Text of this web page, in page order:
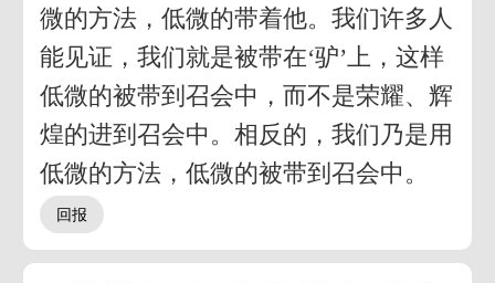
微的方法，低微的带着他。我们许多人
能见证，我们就是被带在‘驴’上，这样
低微的被带到召会中，而不是荣耀、辉
煌的进到召会中。相反的，我们乃是用
低微的方法，低微的被带到召会中。